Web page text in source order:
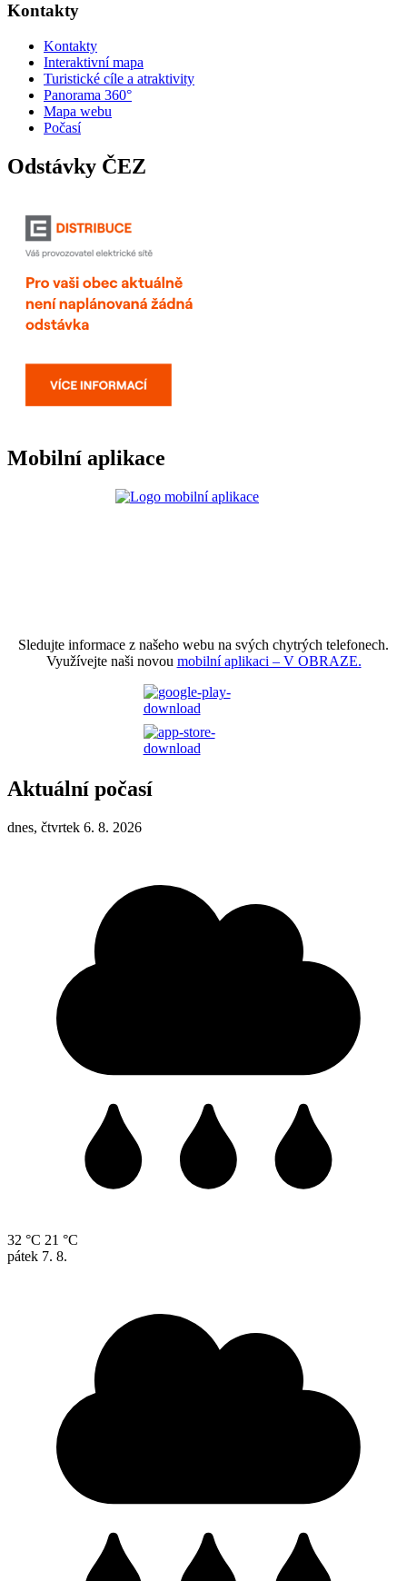
Kontakty
Kontakty
Interaktivní mapa
Turistické cíle a atraktivity
Panorama 360°
Mapa webu
Počasí
Odstávky ČEZ
Mobilní aplikace
Sledujte informace z našeho webu na svých chytrých telefonech.
Využívejte naši novou mobilní aplikaci – V OBRAZE.
Aktuální počasí
dnes, čtvrtek 6. 8. 2026
32 °C 21 °C
pátek 7. 8.